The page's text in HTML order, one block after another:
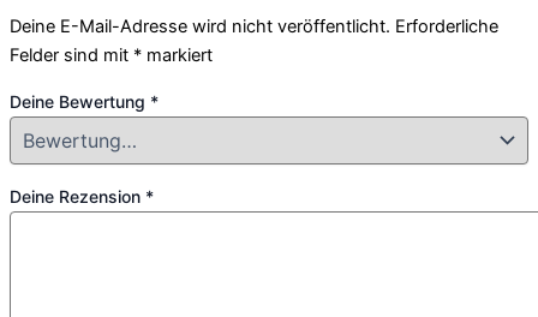
Deine E-Mail-Adresse wird nicht veröffentlicht. Erforderliche
Felder sind mit * markiert
Deine Bewertung *
Deine Rezension *